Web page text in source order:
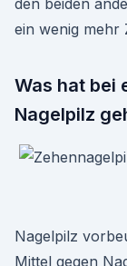
den beiden
ein wenig mehr
Was hat bei
Nagelpilz
Nagelpilz
Mittel gegen